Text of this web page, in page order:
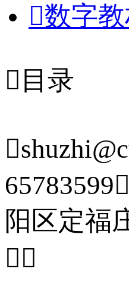
数字
 目录

65783599
阳区定福
